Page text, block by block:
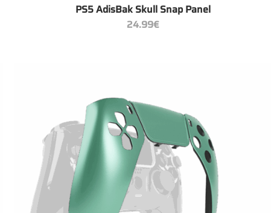
PS5 AdisBak Skull Snap Panel
24.99€